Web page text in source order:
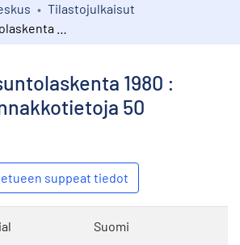
Tilastojulkaisut
1980 :
50
suppeat tiedot
Suomi